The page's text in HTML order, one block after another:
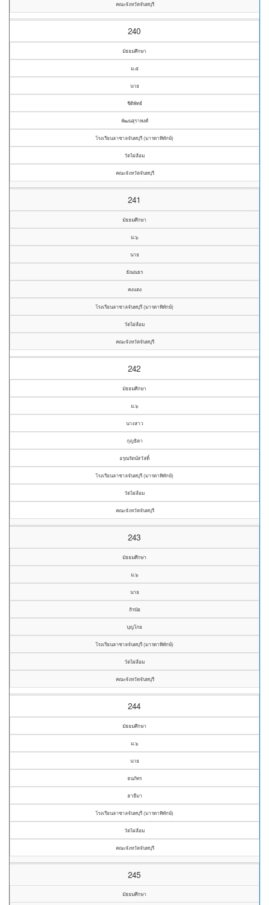
คณะจังหวัดจันทบุรี
240
มัธยมศึกษา
ม.๕
นาย
ชิติพัทธ์
พัฒนสุราพงศ์
โรงเรียนลาซาลจันทบุรี (มารดาพิทักษ์)
วัดไผ่ล้อม
คณะจังหวัดจันทบุรี
241
มัธยมศึกษา
ม.๖
นาย
ธัณณธร
คงแตง
โรงเรียนลาซาลจันทบุรี (มารดาพิทักษ์)
วัดไผ่ล้อม
คณะจังหวัดจันทบุรี
242
มัธยมศึกษา
ม.๖
นางสาว
กุญธิดา
อรุณรัตน์สวัสดิ์
โรงเรียนลาซาลจันทบุรี (มารดาพิทักษ์)
วัดไผ่ล้อม
คณะจังหวัดจันทบุรี
243
มัธยมศึกษา
ม.๖
นาย
ถิรนัย
บุญโกย
โรงเรียนลาซาลจันทบุรี (มารดาพิทักษ์)
วัดไผ่ล้อม
คณะจังหวัดจันทบุรี
244
มัธยมศึกษา
ม.๖
นาย
ธนภัทร
ฮายีมา
โรงเรียนลาซาลจันทบุรี (มารดาพิทักษ์)
วัดไผ่ล้อม
คณะจังหวัดจันทบุรี
245
มัธยมศึกษา